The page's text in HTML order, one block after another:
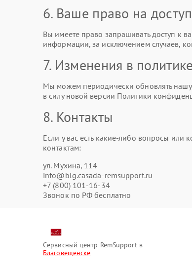
6. Ваше право на
Вы имеете право запрашивать доступ к
информации, за исключением случаев,
7. Изменения в
Мы можем периодически обновлять нашу
в силу новой версии Политики
8. Контакты
Если у вас есть какие-либо вопросы
контактам:
ул. Мухина, 114
info@blg.casada-remsupport.ru
+7 (800) 101-16-34
Звонок по РФ бесплатно
Сервисный центр RemSupport в
Благовещенске